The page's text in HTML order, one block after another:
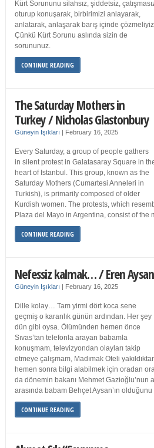
Kürt Sorununu silahsız, şiddetsiz,
oturup konuşarak, birbirimizi anlayarak,
anlatarak, anlaşarak barış içinde
Çünkü Kürt Sorunu aslında sizin de
sorununuz.
CONTINUE READING
The Saturday Mothers in
Turkey / Nicholas Glastonbury
Güneyin Işıkları | February 16, 2025
Every Saturday, a group of people gathers
in silent protest in Galatasaray Square in
heart of Istanbul. This group, known as the
Saturday Mothers (Cumartesi Anneleri in
Turkish), is primarily composed of older
Kurdish women. The protests, which
Plaza del Mayo in Argentina, consist of the
CONTINUE READING
Nefessiz kalmak… / Eren Aysan
Güneyin Işıkları | February 16, 2025
Dille kolay… Tam yirmi dört koca sene
geçmiş o karanlık günün ardından. Her şey
dün gibi oysa. Ölümünden hemen önce
Sıvas’tan telefonla arayan babamla
konuşmam, televizyondan olayları takip
etmeye çalışmam, Madımak Oteli
hemen sonra bilgi alabilmek için oradan
da dönemin bakanı Mehmet Gazioğlu’nun
arasında babam Behçet Aysan’ın
CONTINUE READING